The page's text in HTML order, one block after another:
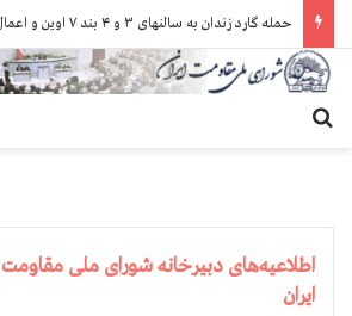
اطلاعیه‌های دبیرخانه شورای ملی مقاومت
ایران